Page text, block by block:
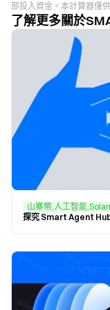
部投入資金。本計算器僅
了解更多關於
山寨幣,人工智能
探究 Smart Agent